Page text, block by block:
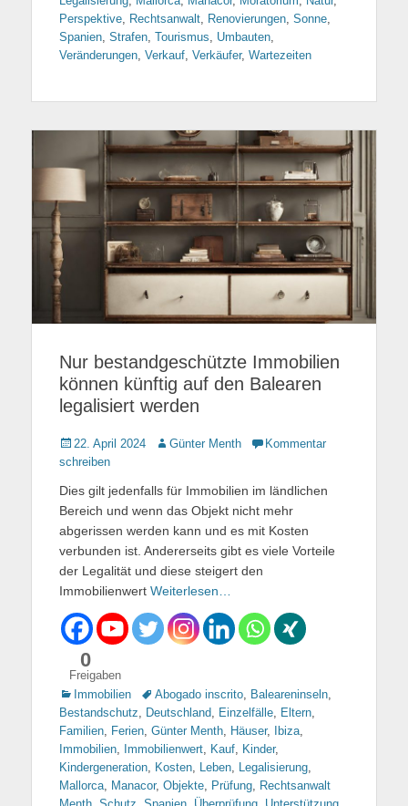
Perspektive Rechtsanwalt Renovierungen Sonne
Spanien Strafen Tourismus Umbauten
Veränderungen Verkauf Verkäufer, Wartezeiten
Nur bestandgeschützte Immobilien
können künftig auf den Balearen
legalisiert werden
Gepostet
am
22. April 2024 AutorGünter Menth
Kommentar
schreiben
Dies gilt jedenfalls für Immobilien im ländlichen
Bereich und wenn das Objekt nicht mehr
abgerissen werden kann und es mit Kosten
verbunden ist. Andererseits gibt es viele Vorteile
der Legalität und diese steigert den
Immobilienwert Weiterlesen…
0
Freigaben
Kategorien
Immobilien TagsAbogado inscrito, Baleareninseln,
Bestandschutz, Deutschland, Einzelfälle, Eltern,
Familien, Ferien, Günter Menth, Häuser, Ibiza,
Immobilien, Immobilienwert, Kauf, Kinder,
Kindergeneration, Kosten, Leben, Legalisierung,
Mallorca, Manacor, Objekte, Prüfung, Rechtsanwalt